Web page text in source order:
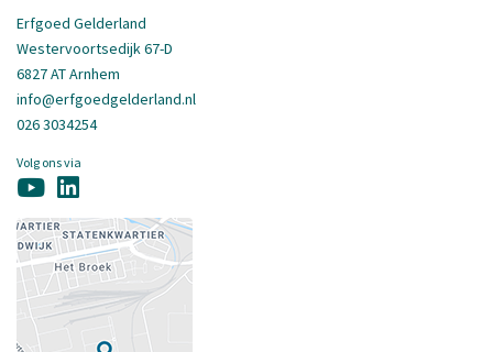
Erfgoed Gelderland
Westervoortsedijk 67-D
6827 AT Arnhem
info@erfgoedgelderland.nl
026 3034254
Volg ons via